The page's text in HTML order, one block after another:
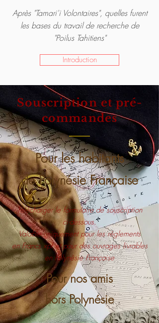
Après "Tamari'i Volontaires", quelles furent
les bases du travail de recherche de
"Poilus Tahitiens"
Introduction
Souscription et pré-
commandes
Pour les habitants
de Polynésie Française
Télécharger le formulaire de souscription
ci-dessous.
Valable uniquement pour les règlements
en Francs xpf et pour des ouvrages livrables
en Polynésie Française
Pour nos amis
hors Polynésie